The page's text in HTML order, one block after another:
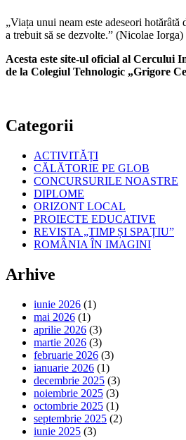
„Viața unui neam este adeseori
a trebuit să se dezvolte.” (Nicolae Iorga)
Acesta este site-ul oficial al Cercului
de la Colegiul Tehnologic „Grigore
Categorii
ACTIVITĂȚI
CĂLĂTORIE PE GLOB
CONCURSURILE NOASTRE
DIPLOME
ORIZONT LOCAL
PROIECTE EDUCATIVE
REVISTA „TIMP ȘI SPAȚIU”
ROMÂNIA ÎN IMAGINI
Arhive
iunie 2026 (1)
mai 2026 (1)
aprilie 2026 (3)
martie 2026 (3)
februarie 2026 (3)
ianuarie 2026 (1)
decembrie 2025 (3)
noiembrie 2025 (3)
octombrie 2025 (1)
septembrie 2025 (2)
iunie 2025 (3)